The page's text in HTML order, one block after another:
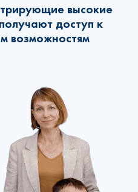
высокие
доступ к
возможностям